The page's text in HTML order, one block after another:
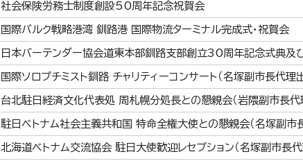
社会保険労務士制度創設50周年記念祝賀会
国際バルク戦略港湾 釧路港 国際物流ターミナル完成式・祝賀会
日本バーテンダー協会道東本部釧路支部創立30周年記念式典及
国際ソロプチミスト釧路 チャリティーコンサート（名塚副市長代理
台北駐日経済文化代表処 周札幌分処長との懇親会（岩隈副市長代
駐日ベトナム社会主義共和国 特命全権大使との懇親会（名塚副市
北海道ベトナム交流協会 駐日大使歓迎レセプション（名塚副市長代